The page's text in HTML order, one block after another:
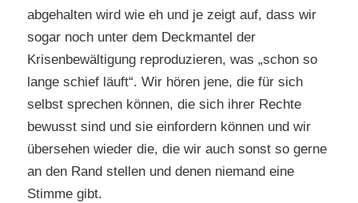
abgehalten wird wie eh und je zeigt auf, dass wir
sogar noch unter dem Deckmantel der
Krisenbewältigung reproduzieren, was „schon so
lange schief läuft“. Wir hören jene, die für sich
selbst sprechen können, die sich ihrer Rechte
bewusst sind und sie einfordern können und wir
übersehen wieder die, die wir auch sonst so gerne
an den Rand stellen und denen niemand eine
Stimme gibt.